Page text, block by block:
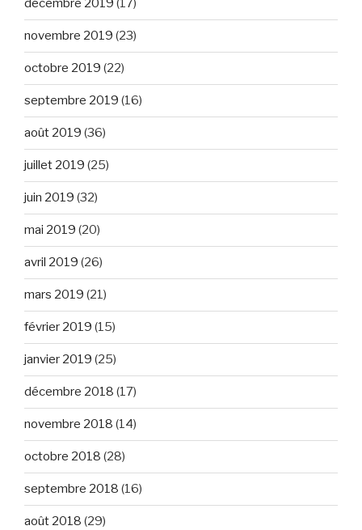
décembre 2019 (17)
novembre 2019 (23)
octobre 2019 (22)
septembre 2019 (16)
août 2019 (36)
juillet 2019 (25)
juin 2019 (32)
mai 2019 (20)
avril 2019 (26)
mars 2019 (21)
février 2019 (15)
janvier 2019 (25)
décembre 2018 (17)
novembre 2018 (14)
octobre 2018 (28)
septembre 2018 (16)
août 2018 (29)